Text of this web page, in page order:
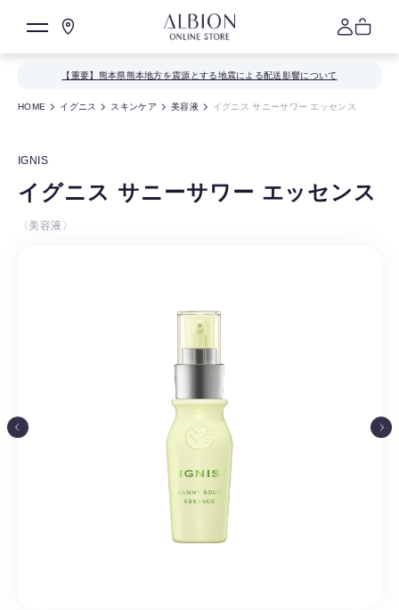
【重要】熊本県熊本地方を震源とする地震による配送影響について
HOME イグニス スキンケア 美容液 イグニス サニーサワー エッセンス
IGNIS
イグニス サニーサワー エッセンス
〈美容液〉